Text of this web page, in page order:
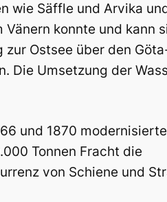
Säffle und Arvika
konnte und kann
Ostsee über den
Die Umsetzung der
und 1870 modernisierte
Tonnen Fracht die
von Schiene und